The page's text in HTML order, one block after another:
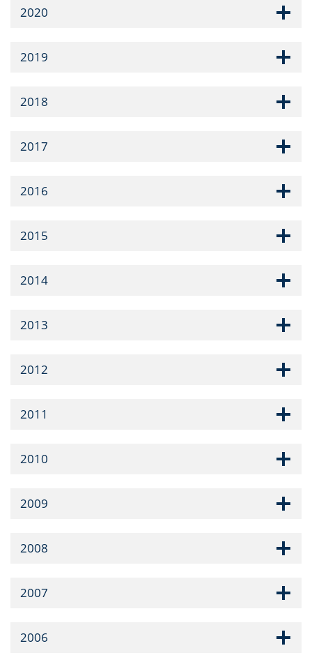
2020
2019
2018
2017
2016
2015
2014
2013
2012
2011
2010
2009
2008
2007
2006